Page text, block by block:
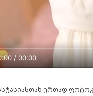
/ 00:00
ერთად